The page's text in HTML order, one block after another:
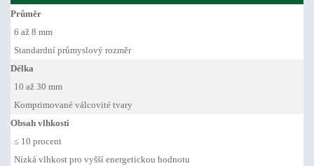
Průměr
6 až 8 mm
Standardní průmyslový rozměr
Délka
10 až 30 mm
Komprimované válcovité tvary
Obsah vlhkosti
≤ 10 procent
Nízká vlhkost pro vyšší energetickou hodnotu